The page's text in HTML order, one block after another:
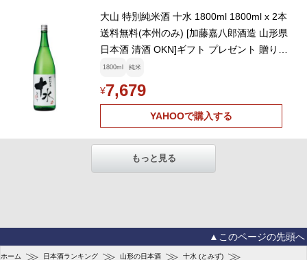
大山 特別純米酒 十水 1800ml 1800ml x 2本
送料無料(本州のみ) [加藤嘉八郎酒造 山形県
日本酒 清酒 OKN]ギフト プレゼント 贈り物
お祝い 内祝い お返し 誕生日プ
1800ml 純米
¥7,679
YAHOOで購入する
もっと見る
▲このページの先頭へ
ホーム ≫ 日本酒ランキング ≫ 山形の日本酒 ≫ 十水 (とみず) ≫